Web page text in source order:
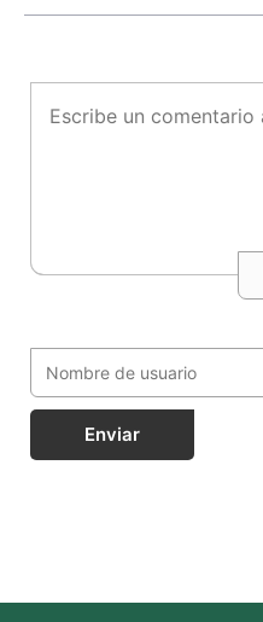
Enviar